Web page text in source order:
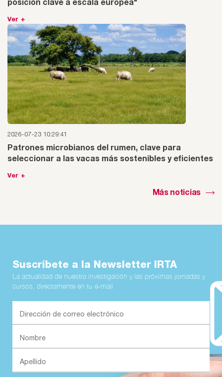
posición clave a escala europea"
Ver +
2026-07-23 10:29:41
Patrones microbianos del rumen, clave para
seleccionar a las vacas más sostenibles y eficientes
Ver +
Más noticias
Suscríbete a la Newsletter IRTA
La actualidad de nuestra investigación y las próximas jornadas y
cursos, directamente en tu e-mail